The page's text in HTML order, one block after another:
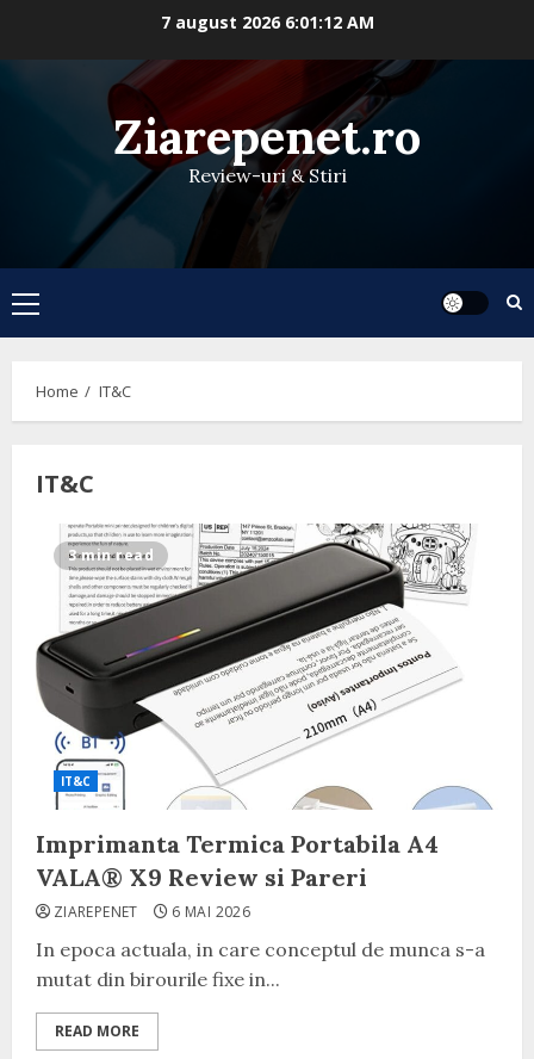
7 august 2026 6:01:13 AM
Ziarepenet.ro
Review-uri & Stiri
Primary
Menu
Home IT&C
IT&C
3 min read
IT&C
Imprimanta Termica Portabila A4
VALA® X9 Review si Pareri
ZIAREPENET 6 MAI 2026
In epoca actuala, in care conceptul de munca s-a
mutat din birourile fixe in...
READ MORE